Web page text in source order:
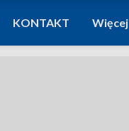
KONTAKT Więcej